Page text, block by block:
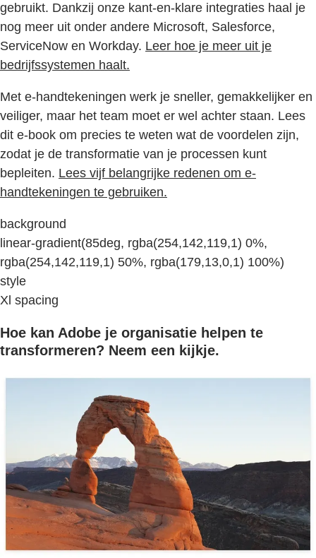
gebruikt. Dankzij onze kant-en-klare integraties haal je
nog meer uit onder andere Microsoft, Salesforce,
ServiceNow en Workday. Leer hoe je meer uit je
bedrijfssystemen haalt.
Met e-handtekeningen werk je sneller, gemakkelijker en
veiliger, maar het team moet er wel achter staan. Lees
dit e-book om precies te weten wat de voordelen zijn,
zodat je de transformatie van je processen kunt
bepleiten. Lees vijf belangrijke redenen om e-
handtekeningen te gebruiken.
background
linear-gradient(85deg, rgba(254,142,119,1) 0%,
rgba(254,142,119,1) 50%, rgba(179,13,0,1) 100%)
style
Xl spacing
Hoe kan Adobe je organisatie helpen te
transformeren? Neem een kijkje.